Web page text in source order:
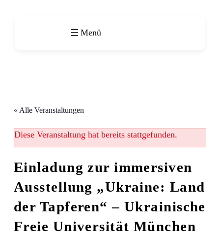
« Alle Veranstaltungen
Diese Veranstaltung hat bereits stattgefunden.
Einladung zur immersiven
Ausstellung „Ukraine: Land
der Tapferen“ – Ukrainische
Freie Universität München